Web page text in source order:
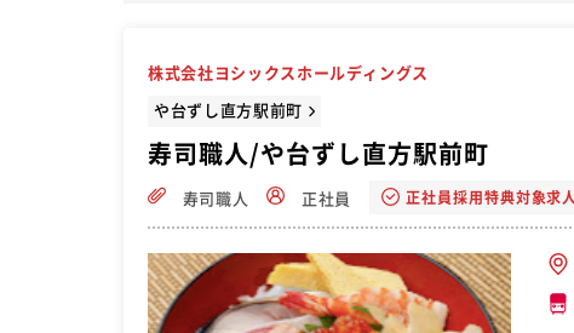
株式会社ヨシックスホールディングス
や台ずし直方駅前町
寿司職人/や台ずし直方駅前町
寿司職人 正社員 正社員採用特典対象求人